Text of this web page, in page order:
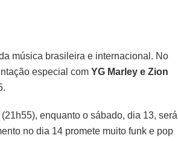
música brasileira e internacional. No
especial com YG Marley e Zion
(21h55), enquanto o sábado, dia 13, será
no dia 14 promete muito funk e pop